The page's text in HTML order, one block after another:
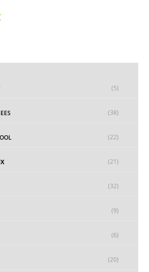
(5)
(38)
(22)
(21)
(32)
(9)
(6)
(20)